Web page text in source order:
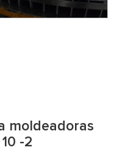
moldeadoras
-2